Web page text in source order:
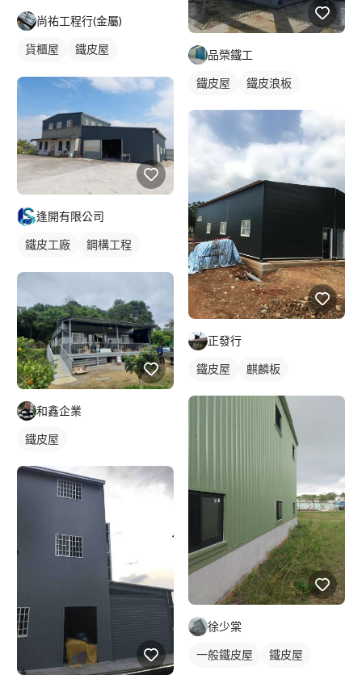
尚祐工程行(金屬)
貨櫃屋
鐵皮屋
逢開有限公司
鐵皮工廠
鋼構工程
和鑫企業
鐵皮屋
品榮鐵工
鐵皮屋 鐵皮浪板
正發行
鐵皮屋 麒麟板
徐少棠
一般鐵皮屋
鐵皮屋